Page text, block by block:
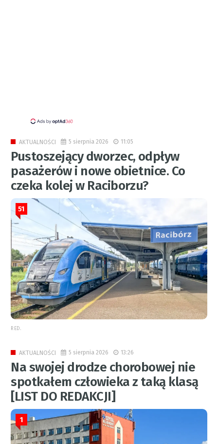
AKTUALNOŚCI 5 sierpnia 2026 11:05
Pustoszejący dworzec, odpływ
pasażerów i nowe obietnice. Co
czeka kolej w Raciborzu?
51
RED.
AKTUALNOŚCI 5 sierpnia 2026 13:26
Na swojej drodze chorobowej nie
spotkałem człowieka z taką klasą
[LIST DO REDAKCJI]
1